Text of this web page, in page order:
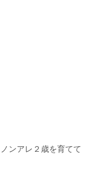
ンアレ２歳を育てて